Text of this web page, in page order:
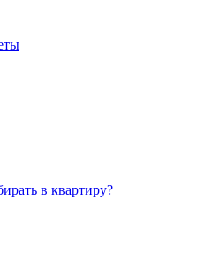
в квартиру?